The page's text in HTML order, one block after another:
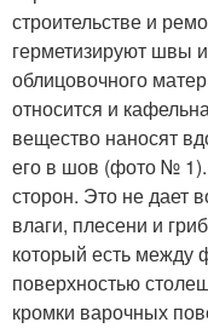
строительстве и
герметизируют швы
облицовочного
относится и
вещество наносят
его в шов (фото №
сторон. Это не дает
влаги, плесени и
который есть между
поверхностью
кромки варочных